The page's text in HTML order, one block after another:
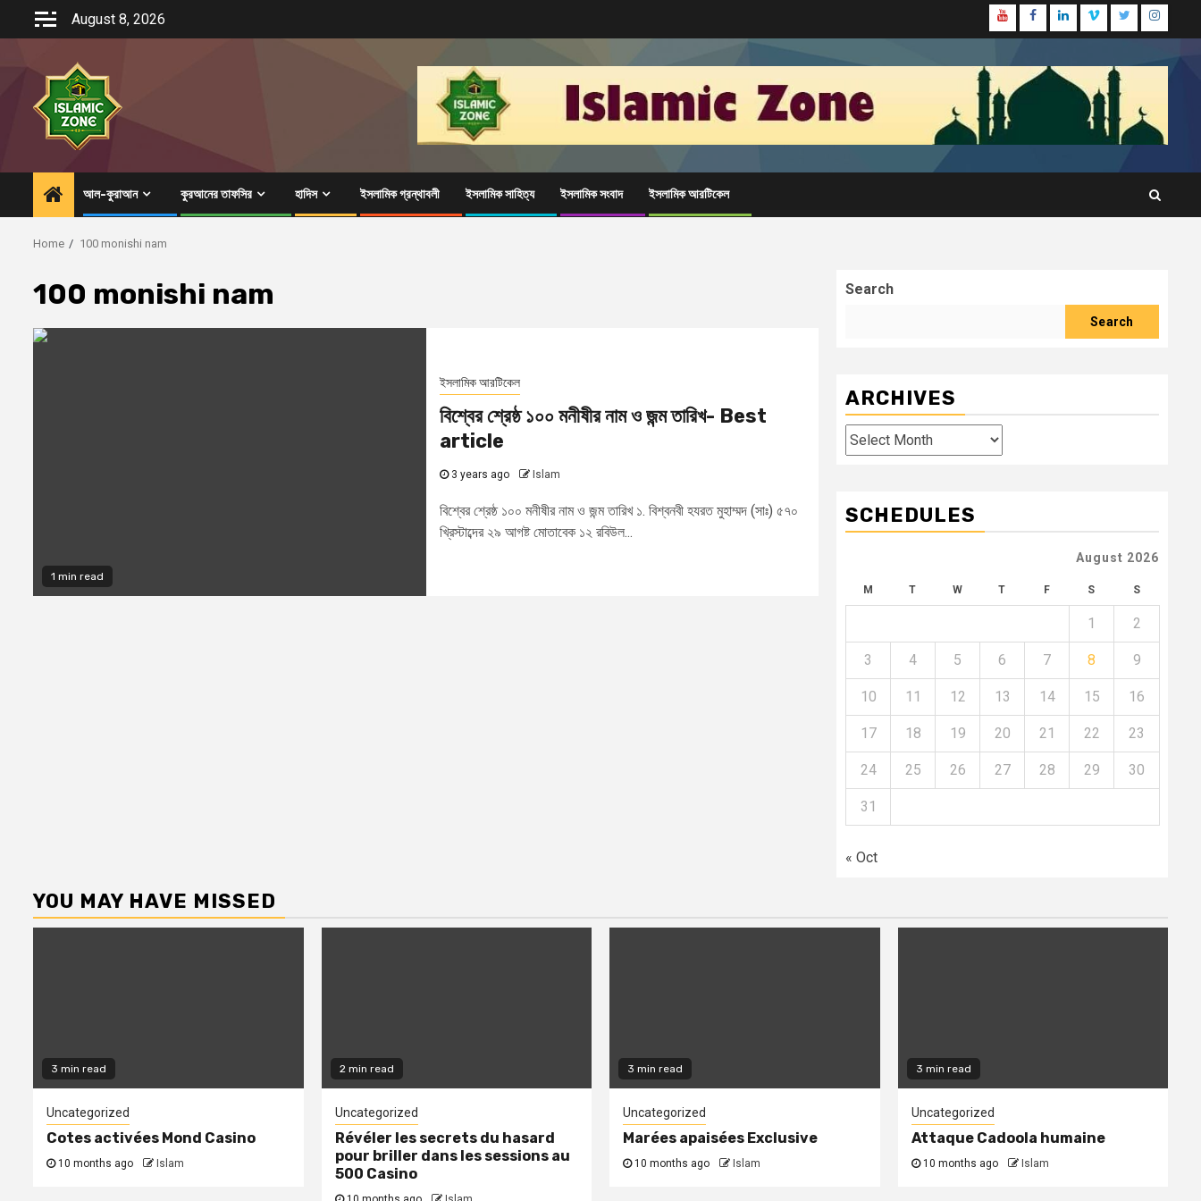
August 8, 2026 YoutubeFacebook
LinkedinVimeoTwitter
আল-কুরাআন কুরআনের তাফসির হাদিস ইসলামিক গ্রন্থাবলী ইসলামিক সাহিত্য ইসলামিক সংবাদ ইসলামিক আরটিকেল
Home 100 monishi nam
100 monishi nam
1 min read
ইসলামিক আরটিকেল
বিশ্বের শ্রেষ্ঠ ১০০ মনীষীর নাম ও জন্ম তারিখ- Best
article
3 years ago Islam
বিশ্বের শ্রেষ্ঠ ১০০ মনীষীর নাম ও জন্ম তারিখ ১. বিশ্বনবী হযরত মুহাম্মদ (সাঃ) ৫৭০
খ্রিস্টাব্দের ২৯ আগষ্ট মোতাবেক ১২ রবিউল...
Search
Search
ARCHIVES
Archives
SCHEDULES
August 2026
M T W T F S S
1 2
3 4 5 6 7 8 9
10 11 12 13 14 15 16
17 18 19 20 21 22 23
24 25 26 27 28 29 30
31
« Oct
YOU MAY HAVE MISSED
3 min read
Uncategorized
Cotes activées Mond Casino
10 months ago Islam
2 min read
Uncategorized
Révéler les secrets du hasard
pour briller dans les sessions au
500 Casino
3 min read
Uncategorized
Marées apaisées Exclusive
10 months ago Islam
3 min read
Uncategorized
Attaque Cadoola humaine
10 months ago Islam